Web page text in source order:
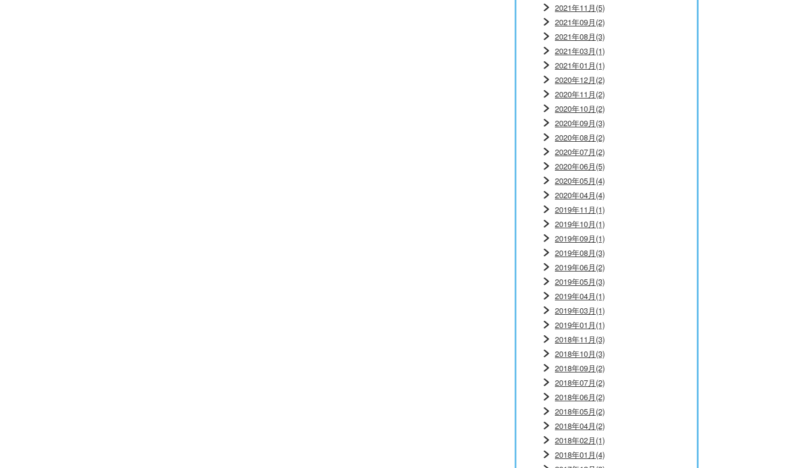
2021年11月(5)
2021年09月(2)
2021年08月(3)
2021年03月(1)
2021年01月(1)
2020年12月(2)
2020年11月(2)
2020年10月(2)
2020年09月(3)
2020年08月(2)
2020年07月(2)
2020年06月(5)
2020年05月(4)
2020年04月(4)
2019年11月(1)
2019年10月(1)
2019年09月(1)
2019年08月(3)
2019年06月(2)
2019年05月(3)
2019年04月(1)
2019年03月(1)
2019年01月(1)
2018年11月(3)
2018年10月(3)
2018年09月(2)
2018年07月(2)
2018年06月(2)
2018年05月(2)
2018年04月(2)
2018年02月(1)
2018年01月(4)